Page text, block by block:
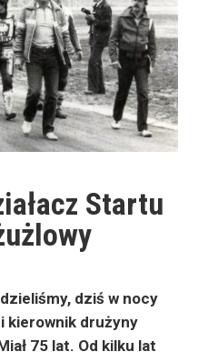
Startu
dziś w nocy
i kierownik drużyny
75 lat. Od kilku lat